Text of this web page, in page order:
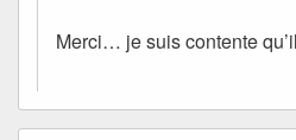
Merci… je suis contente